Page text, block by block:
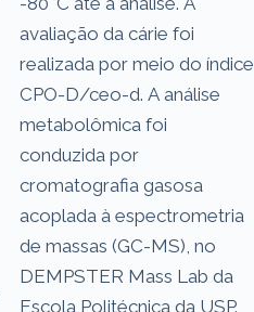
avaliação da cárie foi
realizada por meio do índice
CPO-D/ceo-d. A análise
metabolômica foi
conduzida por
cromatografia gasosa
acoplada à espectrometria
de massas (GC-MS), no
DEMPSTER Mass Lab da
Escola Politécnica da USP.